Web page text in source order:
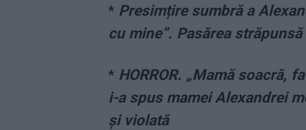
* Presimțire sumbră a
cu mine”. Pasărea
* HORROR. „Mamă soacră,
i-a spus mamei Alexandrei
și violată